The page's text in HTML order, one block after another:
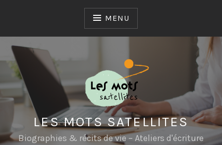
MENU
LES MOTS SATELLITES
Biographies & récits de vie – Ateliers d'écriture